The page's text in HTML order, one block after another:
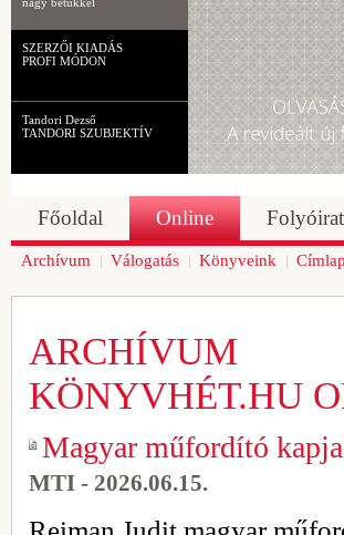
SZERZŐI KIADÁS
PROFI MÓDON
Tandori Dezső
TANDORI SZUBJEKTÍV
Főoldal Online Folyóirat
Archívum Válogatás Könyveink
ARCHÍVUM
KÖNYVHÉT.HU
Magyar műfordító
MTI - 2026.06.15.